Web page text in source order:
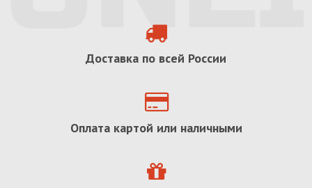
Доставка по всей России
Оплата картой или наличными